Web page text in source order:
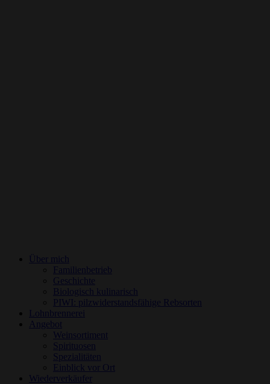
Über mich
Familienbetrieb
Geschichte
Biologisch kulinarisch
PIWI: pilzwiderstandsfähige Rebsorten
Lohnbrennerei
Angebot
Weinsortiment
Spirituosen
Spezialitäten
Einblick vor Ort
Wiederverkäufer